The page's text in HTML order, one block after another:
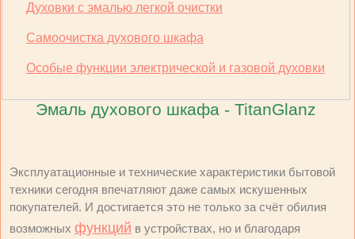
Духовки с эмалью легкой очистки
Cамоочистка духового шкафа
Особые функции электрической и газовой духовки
Эмаль духового шкафа - TitanGlanz
Эксплуатационные и технические характеристики бытовой
техники сегодня впечатляют даже самых искушенных
покупателей. И достигается это не только за счёт обилия
возможных функций в устройствах, но и благодаря